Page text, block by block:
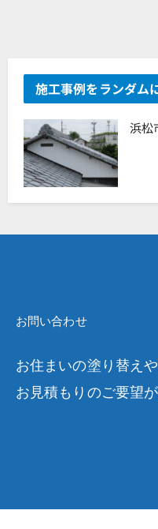
施工事例をランダム
浜
お問い合わせ
お住まいの塗り替え
お見積もりのご要望